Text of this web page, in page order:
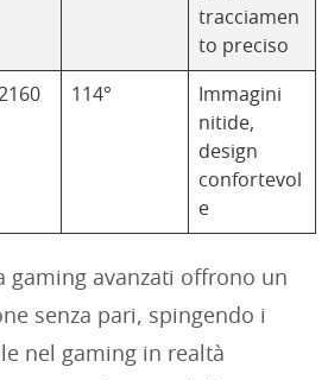
tracciamen
to preciso
114°
Immagini
nitide,
design
confortevol
e
gaming avanzati offrono un
senza pari, spingendo i
nel gaming in realtà